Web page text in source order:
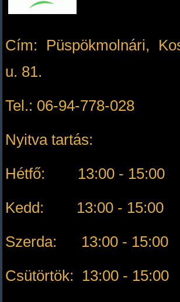
Cím: Püspökmolnári,
u. 81.
Tel.: 06-94-778-028
Nyitva tartás:
Hétfő: 13:00 - 15:00
Kedd: 13:00 - 15:00
Szerda: 13:00 - 15:00
Csütörtök: 13:00 - 15:00